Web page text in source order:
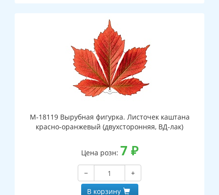
М-18119 Вырубная фигурка. Листочек каштана
красно-оранжевый (двухсторонняя, ВД-лак)
Цена розн: 7 ₽
−
+
В корзину